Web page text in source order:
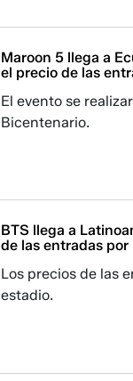
Maroon 5 llega a
el precio de las
El evento se
Bicentenario.
BTS llega a
de las entradas por
Los precios de las
estadio.